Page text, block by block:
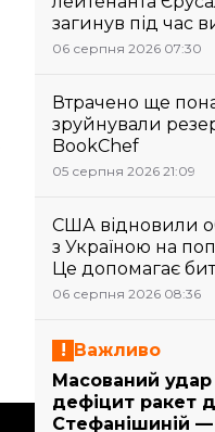
загинув під час
06 серпня 2026 07:30
Втрачено ще
зруйнували
BookChef
05 серпня 2026 21:09
США відновили
з Україною на
Це допомагає
06 серпня 2026 08:36
Важливо
Масований удар
дефіцит ракет
Стефанішиній